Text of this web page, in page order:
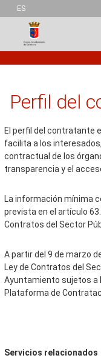
ES
Perfil del
El perfil del contratante
facilita a los
contractual de los
transparencia y el
La información mínima
prevista en el artículo
Contratos del Sector
A partir del 9 de marzo
Ley de Contratos del
Ayuntamiento sujetos a
Plataforma de
Servicios relacionados